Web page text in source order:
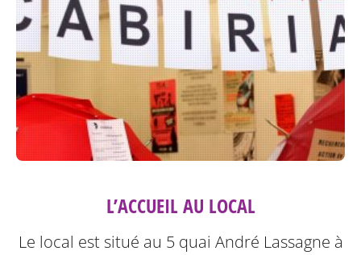
L’ACCUEIL AU LOCAL
Le local est situé au 5 quai André Lassagne à